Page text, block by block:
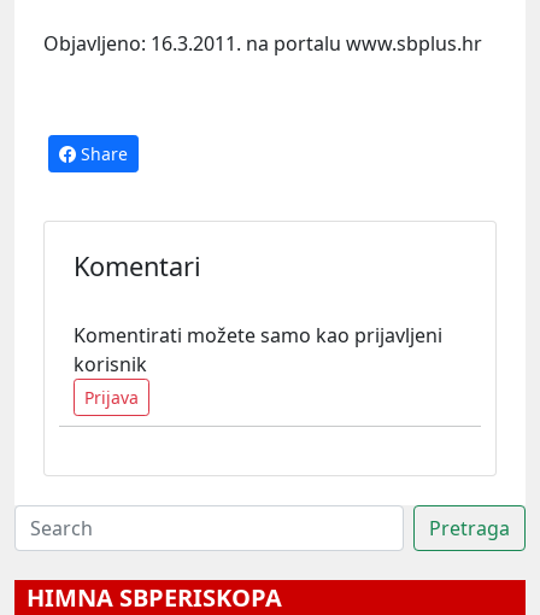
Objavljeno: 16.3.2011. na portalu www.sbplus.hr
Share
Komentari
Komentirati možete samo kao prijavljeni
korisnik
Prijava
HIMNA SBPERISKOPA